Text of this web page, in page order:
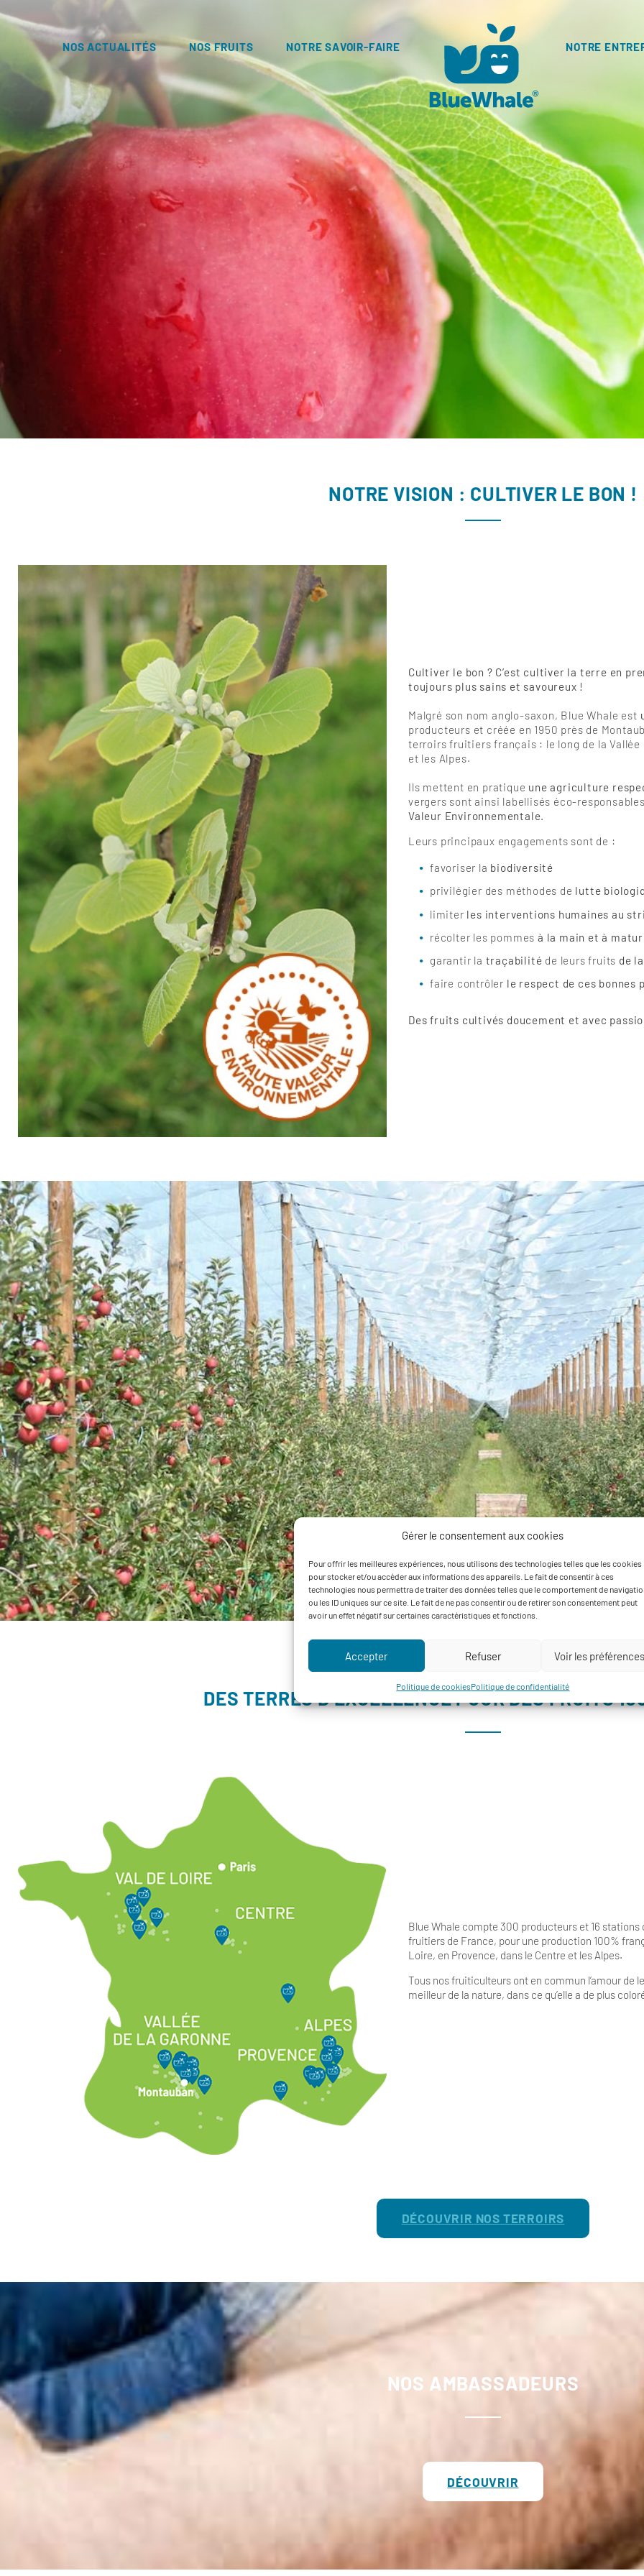
Gérer le consentement aux cookies
Pour offrir les meilleures expériences, nous utilisons des technologies telles que les cookies
pour stocker et/ou accéder aux informations des appareils. Le fait de consentir à ces
technologies nous permettra de traiter des données telles que le comportement de
ou les ID uniques sur ce site. Le fait de ne pas consentir ou de retirer son consentement peut
avoir un effet négatif sur certaines caractéristiques et fonctions.
Accepter Refuser Voir les préférences
Politique de cookiesPolitique de confidentialité
NOS ACTUALITÉS NOS FRUITS NOTRE SAVOIR-FAIRE NOTRE
NOTRE VISION : CULTIVER LE BON !
Cultiver le bon ? C’est cultiver la terre en
toujours plus sains et savoureux !
Malgré son nom anglo-saxon, Blue Whale est
producteurs et créée en 1950 près de
terroirs fruitiers français : le long de la Vallée
et les Alpes.
Ils mettent en pratique une agriculture
vergers sont ainsi labellisés éco-
Valeur Environnementale.
Leurs principaux engagements sont de :
favoriser la biodiversité
privilégier des méthodes de lutte
limiter les interventions humaines au
récolter les pommes à la main et à
garantir la traçabilité de leurs fruits de
faire contrôler le respect de ces bonnes
Des fruits cultivés doucement et avec
DES TERRES D’EXCELLENCE POUR DES FRUITS
Blue Whale compte 300 producteurs et 16
fruitiers de France, pour une production 100%
Loire, en Provence, dans le Centre et les Alpes.
Tous nos fruiticulteurs ont en commun l’amour de
meilleur de la nature, dans ce qu’elle a de plus
DÉCOUVRIR NOS TERROIRS
NOS AMBASSADEURS
DÉCOUVRIR